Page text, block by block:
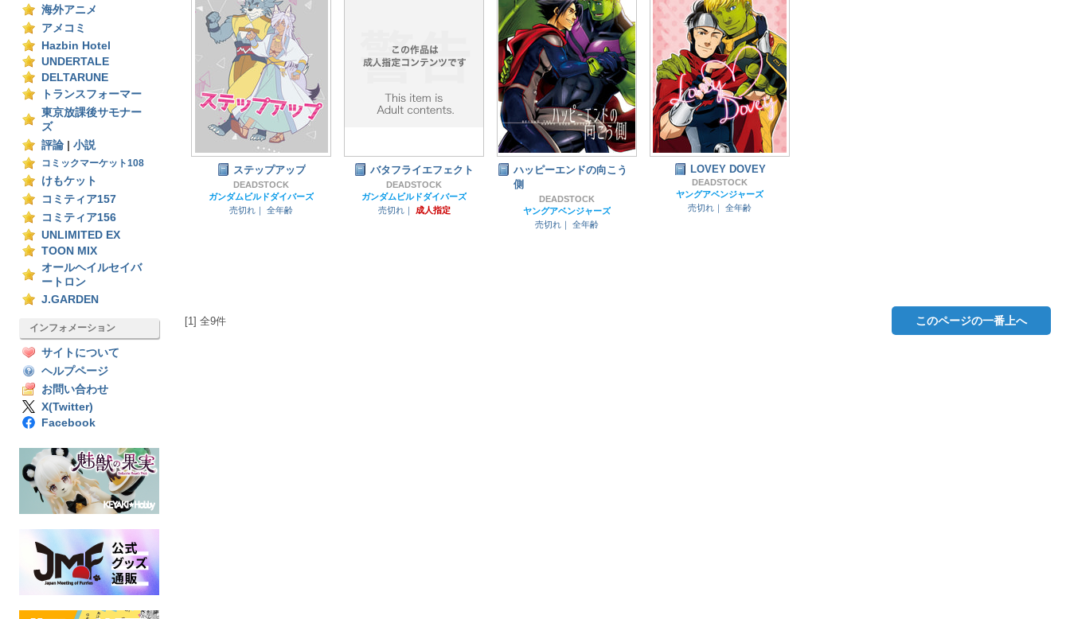
海外アニメ
アメコミ
Hazbin Hotel
UNDERTALE
DELTARUNE
トランスフォーマー
東京放課後サモナー
ズ
評論
小説
コミックマーケット108
けもケット
コミティア157
コミティア156
UNLIMITED EX
TOON MIX
オールヘイルセイバ
ートロン
J.GARDEN
インフォメーション
サイトについて
ヘルプページ
お問い合わせ
X(Twitter)
Facebook
ステップアップ
DEADSTOCK
ガンダムビルドダイバーズ
売切れ｜
全年齢
バタフライエフェクト
DEADSTOCK
ガンダムビルドダイバーズ
売切れ｜
成人指定
ハッピーエンドの向こう
側
DEADSTOCK
ヤングアベンジャーズ
売切れ｜
全年齢
LOVEY DOVEY
DEADSTOCK
ヤングアベンジャーズ
売切れ｜
全年齢
[1] 全9件 このページの一番上へ